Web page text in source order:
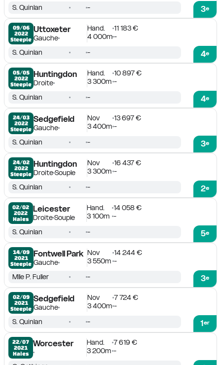
3e
S. Quinlan -
09/06
2022
Steeple
Uttoxeter
Gauche
Hand.
11 183 €
4 000m-
4e
S. Quinlan -
05/05
2022
Steeple
Huntingdon
Droite
Hand.
10 897 €
3 300m -
4e
S. Quinlan -
24/03
2022
Steeple
Sedgefield
Gauche
Nov
13 697 €
3 400m -
3e
S. Quinlan -
24/02
2022
Steeple
Huntingdon
DroiteSouple
Nov
16 437 €
3 300m -
2e
S. Quinlan -
02/02
2022
Haies
Leicester
DroiteSouple
Hand.
14 058 €
3 100m -
5e
S. Quinlan -
14/09
2021
Steeple
Fontwell Park
Gauche
Nov
14 244 €
3 550m -
3e
Mlle P. Fuller -
02/09
2021
Steeple
Sedgefield
Gauche
Nov
7 724 €
3 400m -
1er
S. Quinlan -
22/07
2021
Haies
Worcester Hand.
7 619 €
3 200m -